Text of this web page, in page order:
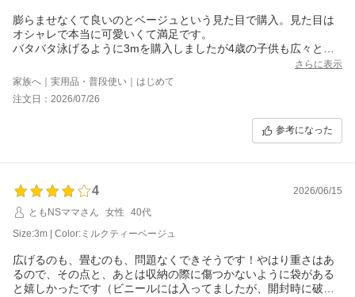
膨らませなくて良いのとベージュという見た目で購入。見た目は
オシャレで本当に可愛いくて満足です。
バタバタ泳げるように3mを購入しましたが4歳の子供も広々と泳
げていますしお友達と一緒に入っても十分な広さです。使う時も
広がるだけで簡単ですが、水を抜く時も栓を開けるだけじゃなか
なか抜けず傾けなければいけません。しかも、かなり重い！しっ
かり乾かしてからじゃないとそのまま畳んで直したらカビ生えそ
うだから乾かしたいけどなかなか乾かない。無理に引きずると破
けそうなのでプールマットの上で頑張って折りたたんだり倒した
りしてやっとかっと水を抜き、拭き上げました。
見た目と使い始めが楽なのは満足です。
さらに表示
家族へ｜実用品・普段使い｜はじめて
注文日：2026/07/26
参考になった
4
2026/06/15
ともNSママさん
女性
40代
Size:3m | Color:ミルクティーベージュ
広げるのも、畳むのも、問題なくできそうです！やはり重さはあ
るので、その点と、あとは収納の際に傷つかないように袋がある
と嬉しかったです（ビニールには入ってましたが、開封時に破っ